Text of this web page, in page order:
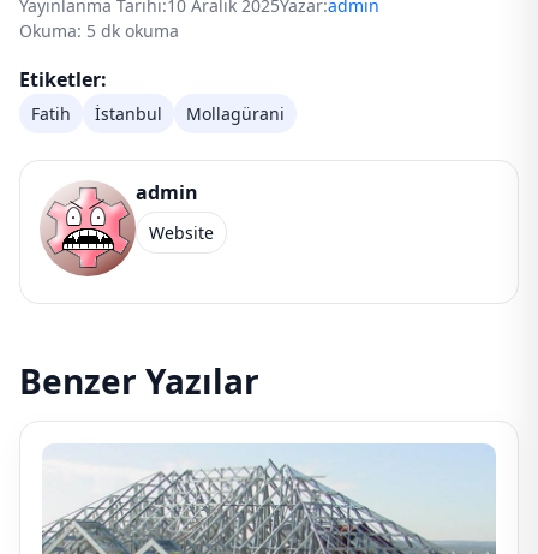
Yayınlanma Tarihi:10 Aralık 2025Yazar:admin
Okuma: 5 dk okuma
Etiketler:
Fatih İstanbul Mollagürani
admin
Website
Benzer Yazılar